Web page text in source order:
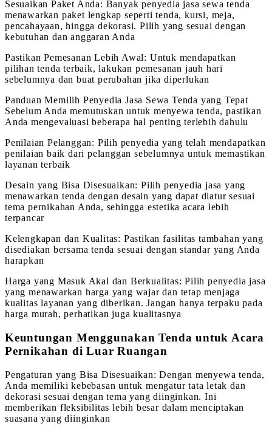
Sesuaikan Paket Anda: Banyak penyedia jasa sewa tenda
menawarkan paket lengkap seperti tenda, kursi, meja,
pencahayaan, hingga dekorasi. Pilih yang sesuai dengan
kebutuhan dan anggaran Anda
Pastikan Pemesanan Lebih Awal: Untuk mendapatkan
pilihan tenda terbaik, lakukan pemesanan jauh hari
sebelumnya dan buat perubahan jika diperlukan
Panduan Memilih Penyedia Jasa Sewa Tenda yang Tepat
Sebelum Anda memutuskan untuk menyewa tenda, pastikan
Anda mengevaluasi beberapa hal penting terlebih dahulu
Penilaian Pelanggan: Pilih penyedia yang telah mendapatkan
penilaian baik dari pelanggan sebelumnya untuk memastikan
layanan terbaik
Desain yang Bisa Disesuaikan: Pilih penyedia jasa yang
menawarkan tenda dengan desain yang dapat diatur sesuai
tema pernikahan Anda, sehingga estetika acara lebih
terpancar
Kelengkapan dan Kualitas: Pastikan fasilitas tambahan yang
disediakan bersama tenda sesuai dengan standar yang Anda
harapkan
Harga yang Masuk Akal dan Berkualitas: Pilih penyedia jasa
yang menawarkan harga yang wajar dan tetap menjaga
kualitas layanan yang diberikan. Jangan hanya terpaku pada
harga murah, perhatikan juga kualitasnya
Keuntungan Menggunakan Tenda untuk Acara
Pernikahan di Luar Ruangan
Pengaturan yang Bisa Disesuaikan: Dengan menyewa tenda,
Anda memiliki kebebasan untuk mengatur tata letak dan
dekorasi sesuai dengan tema yang diinginkan. Ini
memberikan fleksibilitas lebih besar dalam menciptakan
suasana yang diinginkan